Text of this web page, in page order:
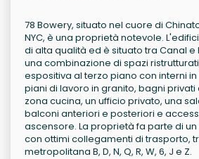
78 Bowery, situato nel cuore di
NYC, è una proprietà notevole.
di alta qualità ed è situato tra Canal e
una combinazione di spazi
espositiva al terzo piano con interni
piani di lavoro in granito, bagni privati
zona cucina, un ufficio privato, una
balconi anteriori e posteriori e
ascensore. La proprietà fa parte di
con ottimi collegamenti di trasporto,
metropolitana B, D, N, Q, R, W, 6, J e Z.